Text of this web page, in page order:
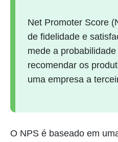
Net Promoter Score
de fidelidade e
mede a
recomendar os
uma empresa a
O NPS é baseado em